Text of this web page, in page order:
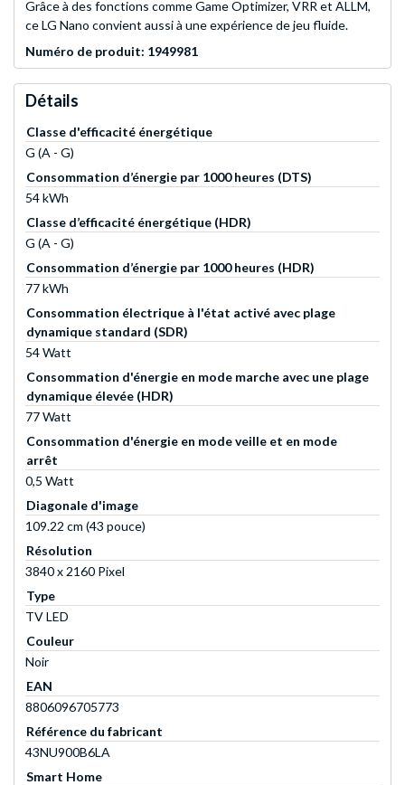
Grâce à des fonctions comme Game Optimizer, VRR et ALLM,
ce LG Nano convient aussi à une expérience de jeu fluide.
Numéro de produit: 1949981
Détails
Classe d'efficacité énergétique
G (A - G)
Consommation d’énergie par 1000 heures (DTS)
54 kWh
Classe d’efficacité énergétique (HDR)
G (A - G)
Consommation d’énergie par 1000 heures (HDR)
77 kWh
Consommation électrique à l'état activé avec plage
dynamique standard (SDR)
54 Watt
Consommation d'énergie en mode marche avec une plage
dynamique élevée (HDR)
77 Watt
Consommation d'énergie en mode veille et en mode
arrêt
0,5 Watt
Diagonale d'image
109.22 cm (43 pouce)
Résolution
3840 x 2160 Pixel
Type
TV LED
Couleur
Noir
EAN
8806096705773
Référence du fabricant
43NU900B6LA
Smart Home